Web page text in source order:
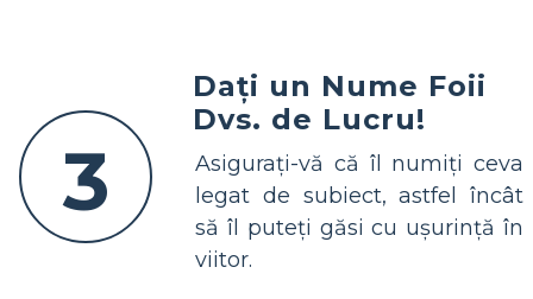
3
Dați un Nume Foii
Dvs. de Lucru!
Asigurați-vă că îl numiți ceva
legat de subiect, astfel încât
să îl puteți găsi cu ușurință în
viitor.